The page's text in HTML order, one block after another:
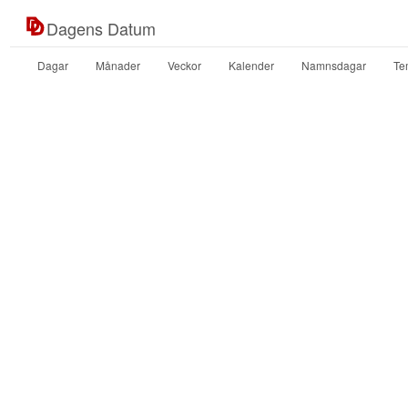
Dagens Datum
Dagar Månader Veckor Kalender Namnsdagar